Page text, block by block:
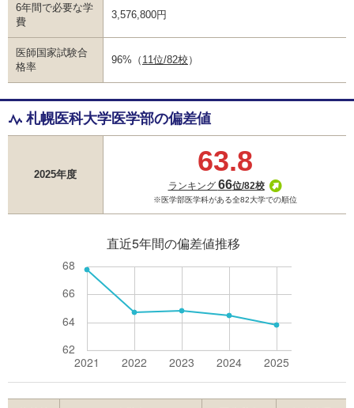
6年間で必要な学
費
3,576,800円
医師国家試験合
格率
96% （ 11位/82校 ）
札幌医科大学医学部の偏差値
2025年度 63.8
ランキング 66位/82校
※医学部医学科がある全82大学での順位